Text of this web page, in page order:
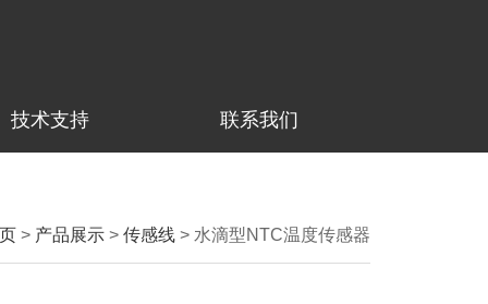
技术支持 联系我们
> 产品展示 >传感线 > 水滴型NTC温度传感器